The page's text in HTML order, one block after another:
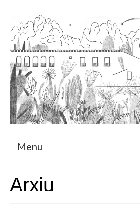
Menu
Programa de Residència
Arxiu